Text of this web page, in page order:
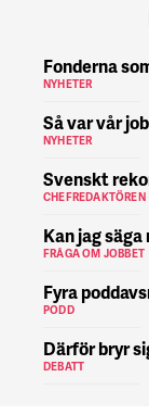
Fonderna
NYHETER
Så var vår
NYHETER
Svenskt
CHEFREDAKTÖREN
Kan jag
FRÅGA OM JOBBET
Fyra
PODD
Därför bryr
DEBATT